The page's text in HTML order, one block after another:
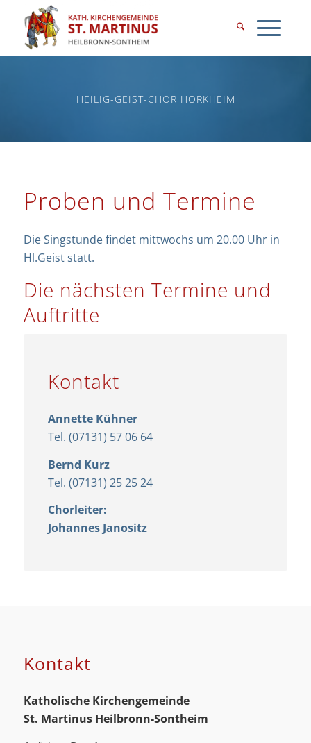
HEILIG-GEIST-CHOR HORKHEIM
Proben und Termine
Die Singstunde findet mittwochs um 20.00 Uhr in
Hl.Geist statt.
Die nächsten Termine und
Auftritte
Kontakt
Annette Kühner
Tel. (07131) 57 06 64
Bernd Kurz
Tel. (07131) 25 25 24
Chorleiter:
Johannes Janositz
Kontakt
Katholische Kirchengemeinde
St. Martinus Heilbronn-Sontheim